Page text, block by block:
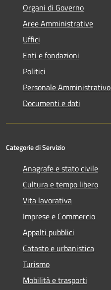
Organi di Governo
Aree Amministrative
Uffici
Enti e fondazioni
Politici
Personale Amministrativo
Documenti e dati
Categorie di Servizio
Anagrafe e stato civile
Cultura e tempo libero
Vita lavorativa
Imprese e Commercio
Appalti pubblici
Catasto e urbanistica
Turismo
Mobilità e trasporti